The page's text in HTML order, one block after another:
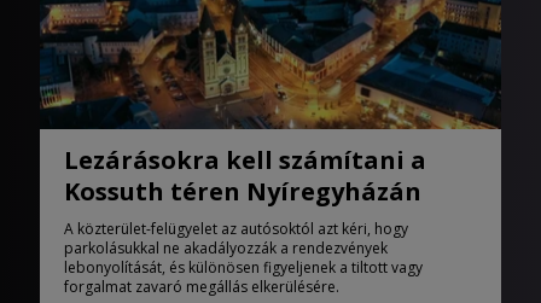
Lezárásokra kell számítani a
Kossuth téren Nyíregyházán
A közterület-felügyelet az autósoktól azt kéri, hogy
parkolásukkal ne akadályozzák a rendezvények
lebonyolítását, és különösen figyeljenek a tiltott vagy
forgalmat zavaró megállás elkerülésére.